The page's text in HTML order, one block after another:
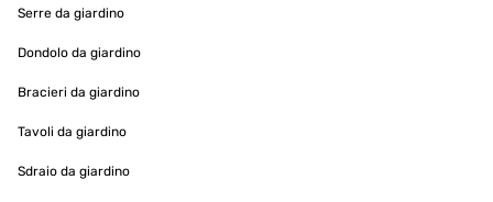
Serre da giardino
Dondolo da giardino
Bracieri da giardino
Tavoli da giardino
Sdraio da giardino